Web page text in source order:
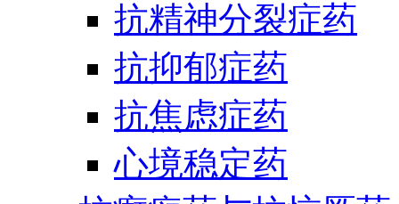
抗精神分裂症药
抗抑郁症药
抗焦虑症药
心境稳定药